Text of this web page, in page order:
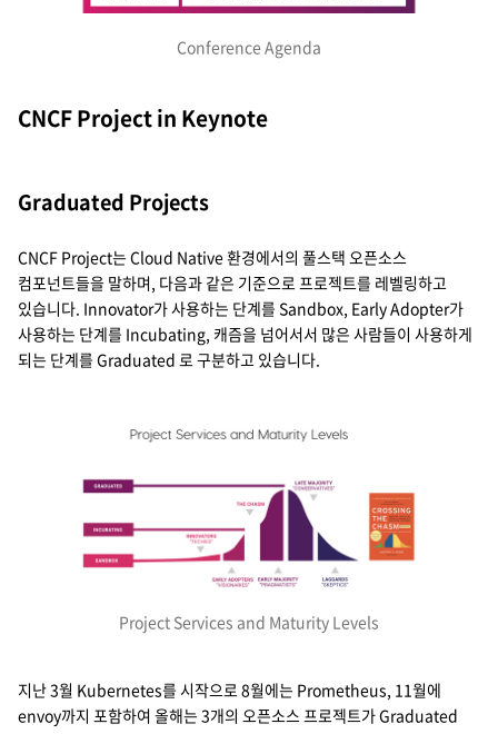
Conference Agenda
CNCF Project in Keynote
Graduated Projects
CNCF Project는 Cloud Native 환경에서의 풀스택 오픈소스
컴포넌트들을 말하며, 다음과 같은 기준으로 프로젝트를 레벨링하고
있습니다. Innovator가 사용하는 단계를 Sandbox, Early Adopter가
사용하는 단계를 Incubating, 캐즘을 넘어서서 많은 사람들이 사용하게
되는 단계를 Graduated 로 구분하고 있습니다.
Project Services and Maturity Levels
지난 3월 Kubernetes를 시작으로 8월에는 Prometheus, 11월에
envoy까지 포함하여 올해는 3개의 오픈소스 프로젝트가 Graduated